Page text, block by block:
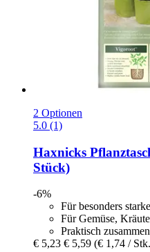
2 Optionen
5.0 (1)
Haxnicks
Stück)
-6%
Für besonders
Für Gemüse,
Praktisch
€ 5,23 € 5,59 (€ 1,74 /